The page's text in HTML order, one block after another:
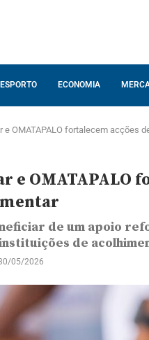
ECONOMIA
e OMATAPALO fortalecem acções
e OMATAPALO
de um apoio
de
05/2026